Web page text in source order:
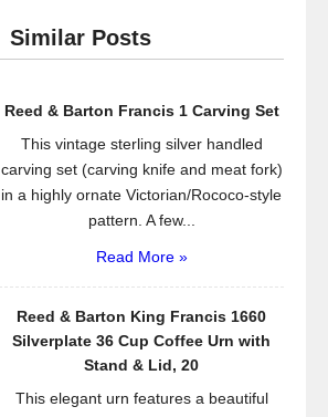
e
b
o
k
er
Similar Posts
Reed & Barton Francis 1 Carving Set
This vintage sterling silver handled
carving set (carving knife and meat fork)
in a highly ornate Victorian/Rococo-style
pattern. A few...
Read More »
Reed & Barton King Francis 1660
Silverplate 36 Cup Coffee Urn with
Stand & Lid, 20
This elegant urn features a beautiful